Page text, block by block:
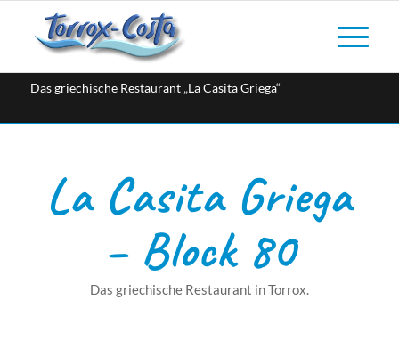
Das griechische Restaurant „La Casita Griega“
La Casita Griega
– Block 80
Das griechische Restaurant in Torrox.